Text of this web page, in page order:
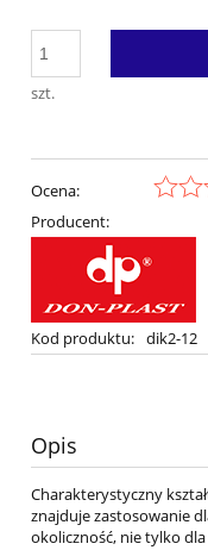
szt.
Ocena:
Producent:
Kod produktu: dik2-12
Opis
Charakterystyczny
znajduje zastosowanie
okoliczność, nie tylko dla